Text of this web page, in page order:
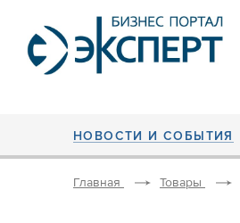
НОВОСТИ И СОБЫТИЯ
Главная Товары